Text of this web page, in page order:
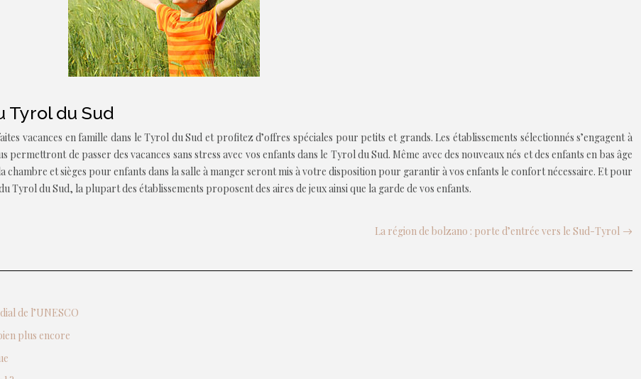
Tyrol du Sud
vacances en famille dans le Tyrol du Sud et profitez d’offres spéciales pour petits et grands. Les établissements sélectionnés s’engagent à
de passer des vacances sans stress avec vos enfants dans le Tyrol du Sud. Même avec des nouveaux nés et des enfants en bas âge
chambre et sièges pour enfants dans la salle à manger seront mis à votre disposition pour garantir à vos enfants le confort nécessaire. Et pour
Tyrol du Sud, la plupart des établissements proposent des aires de jeux ainsi que la garde de vos enfants.
La région de bolzano : porte d’entrée vers le Sud-Tyrol
de l’UNESCO
plus encore